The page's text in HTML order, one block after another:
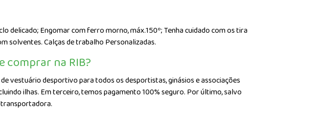
delicado; Engomar com ferro morno, máx.150º; Tenha cuidado com os tira
solventes. Calças de trabalho Personalizadas.
comprar na RIB?
vestuário desportivo para todos os desportistas, ginásios e associações
ilhas. Em terceiro, temos pagamento 100% seguro. Por último, salvo
transportadora.